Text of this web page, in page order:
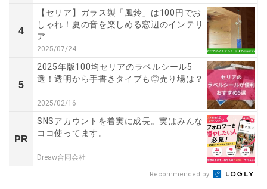
4
【セリア】ガラス製「風鈴」は100円でお
しゃれ！夏の音を楽しめる窓辺のインテリ
ア
2025/07/24
5
2025年版100均セリアのラベルシール5
選！透明から手書きタイプも◎売り場は？
2025/02/16
PR
SNSアカウントを着実に成長。実はみんな
ココ使ってます。
Dreaw合同会社
Recommended by